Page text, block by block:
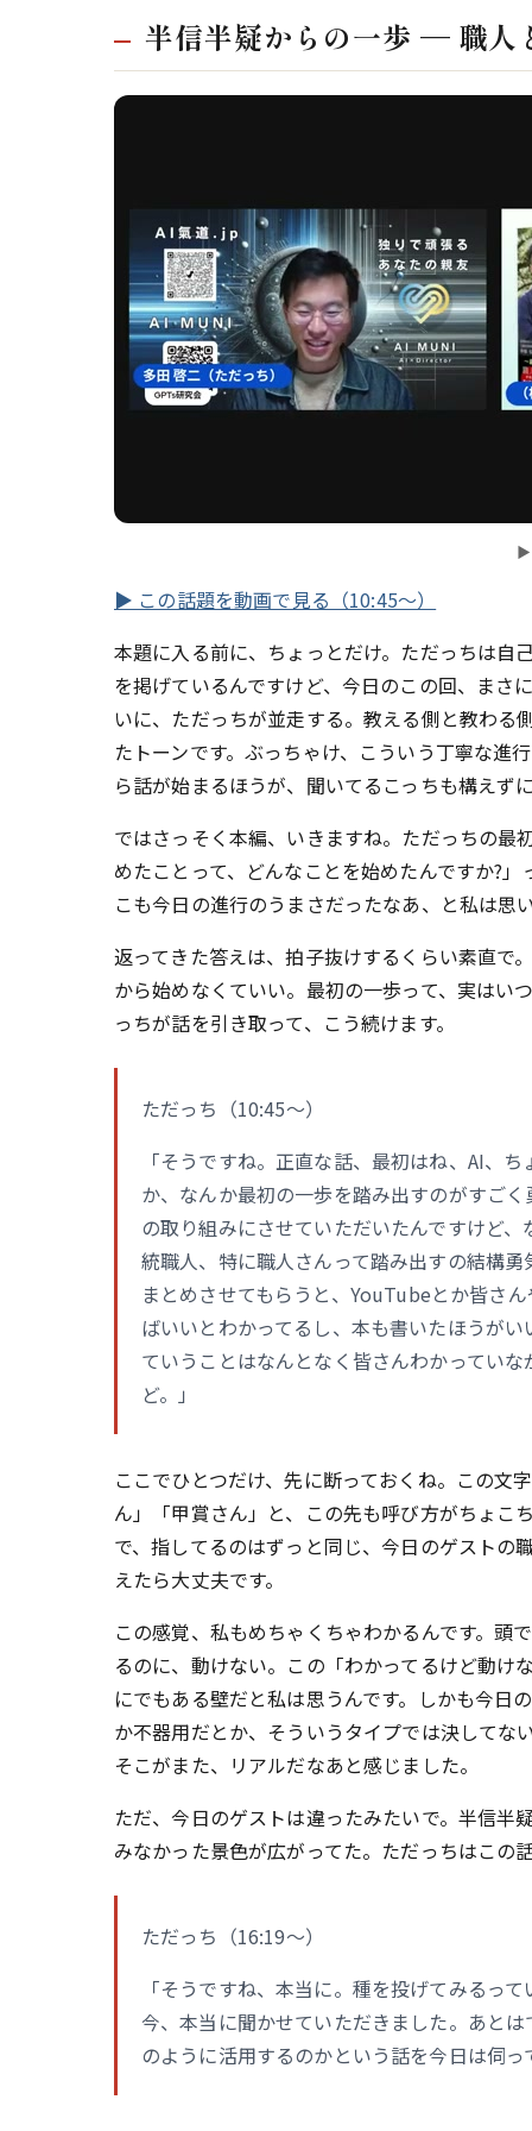
半信半疑からの一歩 — 職人
▶
▶ この話題を動画で見る（10:45〜）
本題に入る前に、ちょっとだけ。ただっちは自
を掲げているんですけど、今日のこの回、まさ
いに、ただっちが並走する。教える側と教わ
たトーンです。ぶっちゃけ、こういう丁寧な進
ら話が始まるほうが、聞いてるこっちも構えず
ではさっそく本編、いきますね。ただっちの最
めたことって、どんなことを始めたんですか?
こも今日の進行のうまさだったなあ、と私は思
返ってきた答えは、拍子抜けするくらい素直で
から始めなくていい。最初の一歩って、実はい
っちが話を引き取って、こう続けます。
ただっち（10:45〜）
「そうですね。正直な話、最初はね、AI、
か、なんか最初の一歩を踏み出すのがすご
の取り組みにさせていただいたんですけど
統職人、特に職人さんって踏み出すの結構
まとめさせてもらうと、YouTubeとか皆さ
ばいいとわかってるし、本も書いたほうが
ていうことはなんとなく皆さんわかってい
ど。」
ここでひとつだけ、先に断っておくね。この文
ん」「甲賞さん」と、この先も呼び方がちょこ
で、指してるのはずっと同じ、今日のゲストの
えたら大丈夫です。
この感覚、私もめちゃくちゃわかるんです。頭
るのに、動けない。この「わかってるけど動
にでもある壁だと私は思うんです。しかも今日
か不器用だとか、そういうタイプでは決してな
そこがまた、リアルだなあと感じました。
ただ、今日のゲストは違ったみたいで。半信半
みなかった景色が広がってた。ただっちはこの
ただっち（16:19〜）
「そうですね、本当に。種を投げてみるっ
今、本当に聞かせていただきました。あと
のように活用するのかという話を今日は伺